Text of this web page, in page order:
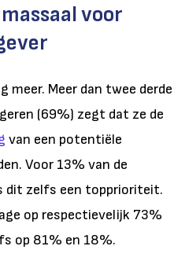
voor
meer. Meer dan twee derde
(69%) zegt dat ze de
van een potentiële
Voor 13% van de
dit zelfs een topprioriteit.
op respectievelijk 73%
op 81% en 18%.